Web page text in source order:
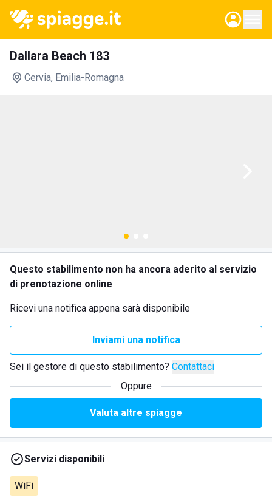
Dallara Beach 183
Cervia, Emilia-Romagna
Questo stabilimento non ha ancora aderito al servizio
di prenotazione online
Ricevi una notifica appena sarà disponibile
Inviami una notifica
Sei il gestore di questo stabilimento? Contattaci
Oppure
Valuta altre spiagge
Servizi disponibili
WiFi